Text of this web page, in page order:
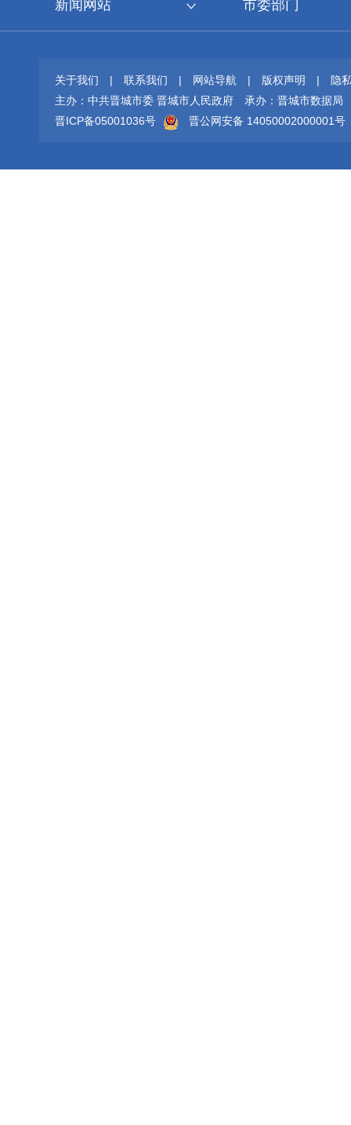
新闻网站 市委部门
关于我们 | 联系我们 | 网站导航 | 版权声明 |
隐
主办：中共晋城市委 晋城市人民政府
承办：晋城市数据局
晋ICP备05001036号
晋公网安备 14050002000001号